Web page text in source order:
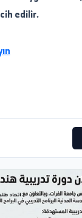
tercih edilir.
tıklayın